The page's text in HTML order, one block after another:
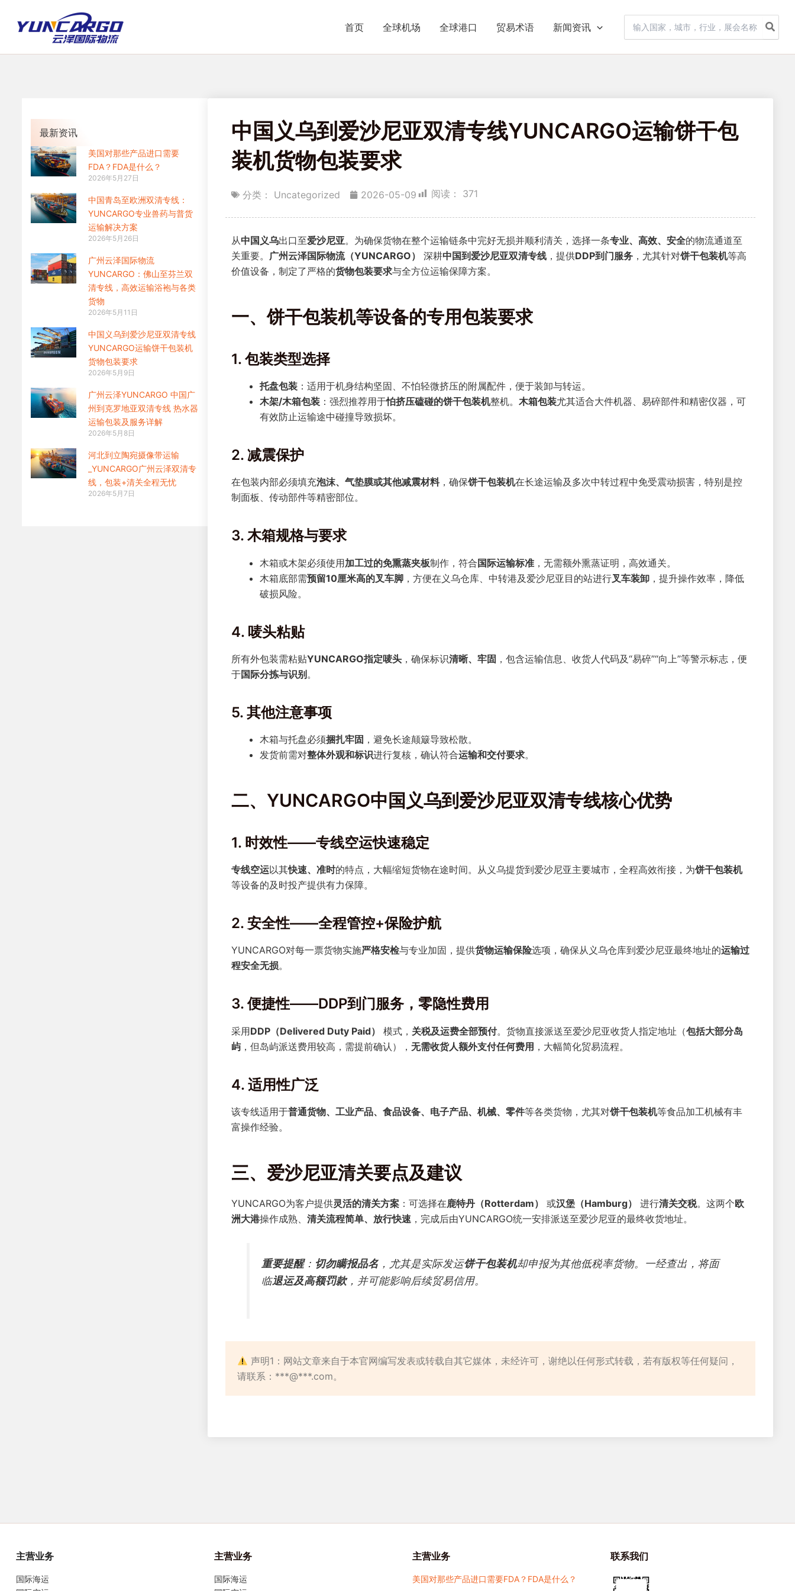
容
首页 全球机场 全球港口 贸易术语 新闻资讯
for:
最新资讯
美国对那些产品进口需要
FDA？FDA是什么？
2026年5月27日
中国青岛至欧洲双清专线：
YUNCARGO专业兽药与普货
运输解决方案​
2026年5月26日
广州云泽国际物流
YUNCARGO：佛山至芬兰双
清专线，高效运输浴袍与各类
货物
2026年5月11日
中国义乌到爱沙尼亚双清专线
YUNCARGO运输饼干包装机
货物包装要求
2026年5月9日
广州云泽YUNCARGO 中国广
州到克罗地亚双清专线 热水器
运输包装及服务详解
2026年5月8日
河北到立陶宛摄像带运输
_YUNCARGO广州云泽双清专
线，包装+清关全程无忧
2026年5月7日
中国义乌到爱沙尼亚双清专线YUNCARGO运输饼干包
装机货物包装要求
分类： Uncategorized 2026-05-09 阅读： 371
从中国义乌出口至爱沙尼亚。为确保货物在整个运输链条中完好无损并顺利清关，选择一条专业、高效、安全的物流通道至
关重要。 广州云泽国际物流（YUNCARGO） 深耕中国到爱沙尼亚双清专线，提供DDP到门服务，尤其针对饼干包装机等高
价值设备，制定了严格的货物包装要求与全方位运输保障方案。
一、饼干包装机等设备的专用包装要求
1. 包装类型选择
托盘包装：适用于机身结构坚固、不怕轻微挤压的附属配件，便于装卸与转运。
木架/木箱包装：强烈推荐用于怕挤压磕碰的饼干包装机整机。 木箱包装尤其适合大件机器、易碎部件和精密仪器，可
有效防止运输途中碰撞导致损坏。
2. 减震保护
在包装内部必须填充泡沫、气垫膜或其他减震材料，确保饼干包装机在长途运输及多次中转过程中免受震动损害，特别是控
制面板、传动部件等精密部位。
3. 木箱规格与要求
木箱或木架必须使用加工过的免熏蒸夹板制作，符合国际运输标准，无需额外熏蒸证明，高效通关。
木箱底部需预留10厘米高的叉车脚，方便在义乌仓库、中转港及爱沙尼亚目的站进行叉车装卸，提升操作效率，降低
破损风险。
4. 唛头粘贴
所有外包装需粘贴YUNCARGO指定唛头，确保标识清晰、牢固 ，包含运输信息、收货人代码及“易碎”“向上”等警示标志，便
于国际分拣与识别。
5. 其他注意事项
木箱与托盘必须捆扎牢固 ，避免长途颠簸导致松散。
发货前需对整体外观和标识进行复核，确认符合运输和交付要求。
二、YUNCARGO中国义乌到爱沙尼亚双清专线核心优势
1. 时效性——专线空运快速稳定
专线空运以其快速、准时的特点，大幅缩短货物在途时间。从义乌提货到爱沙尼亚主要城市，全程高效衔接，为饼干包装机
等设备的及时投产提供有力保障。
2. 安全性——全程管控+保险护航
YUNCARGO对每一票货物实施严格安检与专业加固，提供货物运输保险选项，确保从义乌仓库到爱沙尼亚最终地址的运输过
程安全无损。
3. 便捷性——DDP到门服务，零隐性费用
采用DDP（Delivered Duty Paid） 模式， 关税及运费全部预付。货物直接派送至爱沙尼亚收货人指定地址（包括大部分岛
屿，但岛屿派送费用较高，需提前确认）， 无需收货人额外支付任何费用 ，大幅简化贸易流程。
4. 适用性广泛
该专线适用于普通货物、工业产品、食品设备、电子产品、机械、零件等各类货物，尤其对饼干包装机等食品加工机械有丰
富操作经验。
三、爱沙尼亚清关要点及建议
YUNCARGO为客户提供灵活的清关方案：可选择在鹿特丹（Rotterdam） 或汉堡（Hamburg） 进行清关交税。这两个欧
洲大港操作成熟、 清关流程简单、放行快速 ，完成后由YUNCARGO统一安排派送至爱沙尼亚的最终收货地址。
重要提醒： 切勿瞒报品名，尤其是实际发运饼干包装机却申报为其他低税率货物。一经查出，将面
临退运及高额罚款，并可能影响后续贸易信用。
声明1：网站文章来自于本官网编写发表或转载自其它媒体，未经许可，谢绝以任何形式转载，若有版权等任何疑问，
请联系：***@***.com。
主营业务
国际海运
主营业务
国际海运
主营业务
美国对那些产品进口需要FDA？FDA是什么？
联系我们